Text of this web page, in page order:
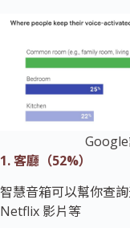
1. 客廳（52%）
智慧音箱可以幫你查
Netflix 影片等